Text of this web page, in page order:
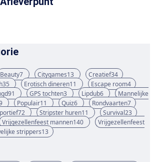
Beauty7 Citygames13 Creatief34
35 Erotisch dineren11 Escape room4
91 GPS tochten3 Lipdub6
Mannelijke
Populair11 Quiz6 Rondvaarten7
72 Stripster huren11 Survival23
Vrijgezellenfeest mannen140
Vrijgezellenfeest
strippers13